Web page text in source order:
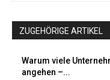
ZUGEHÖRIGE ARTIKEL
Warum viele
angehen –...